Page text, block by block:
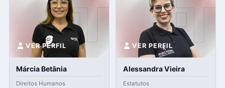
VER PERFIL
Márcia Betânia
Direitos Humanos
VER PERFIL
Alessandra Vieira
Estatutos